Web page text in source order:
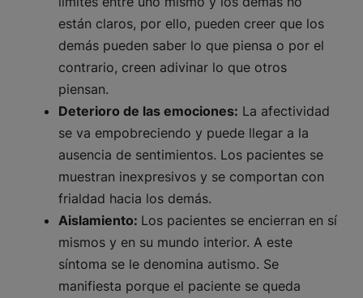
están claros, por ello, pueden creer que los
demás pueden saber lo que piensa o por el
contrario, creen adivinar lo que otros
piensan.
Deterioro de las emociones: La afectividad
se va empobreciendo y puede llegar a la
ausencia de sentimientos. Los pacientes se
muestran inexpresivos y se comportan con
frialdad hacia los demás.
Aislamiento: Los pacientes se encierran en sí
mismos y en su mundo interior. A este
síntoma se le denomina autismo. Se
manifiesta porque el paciente se queda